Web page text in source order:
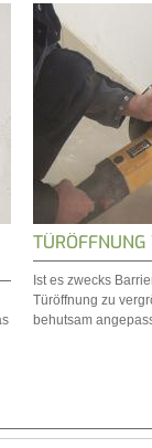
TÜRÖFFNUNG
Ist es zwecks
Türöffnung zu
behutsam